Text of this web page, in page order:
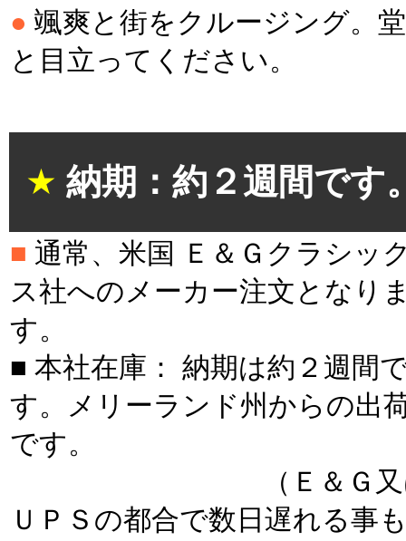
● 颯爽と街をクルージング。
と目立ってください。
★ 納期：約２週間です
■ 通常、米国 Ｅ＆Ｇクラシッ
ス社へのメーカー注文となり
す。
■ 本社在庫： 納期は約２週間
す。メリーランド州からの出
です。
（Ｅ＆Ｇ又
ＵＰＳの都合で数日遅れる事